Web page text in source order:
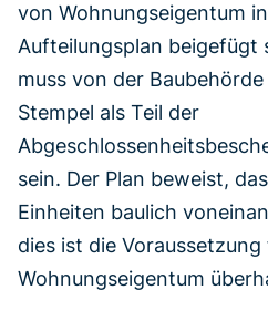
von Wohnungseigentum
Aufteilungsplan beigefügt
muss von der
Stempel als Teil der
sein. Der Plan beweist,
Einheiten baulich
dies ist die Voraussetzung
Wohnungseigentum